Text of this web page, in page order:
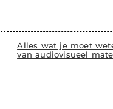
Alles wat je moet
van audiovisueel